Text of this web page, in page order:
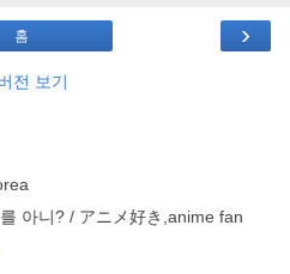
›
홈
전 보기
아니? / アニメ好き,anime fan